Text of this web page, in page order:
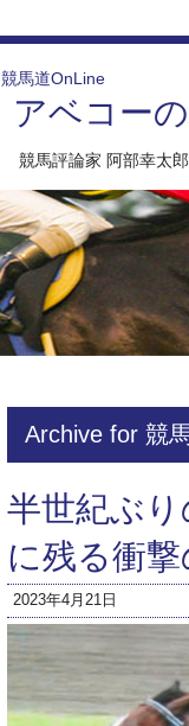
競馬道OnLine
アベコー
競馬評論家 阿部幸太
Archive for 競
半世紀ぶ
に残る衝撃
2023年4月21日